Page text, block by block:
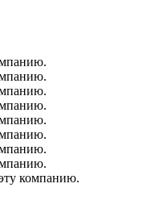
компанию.